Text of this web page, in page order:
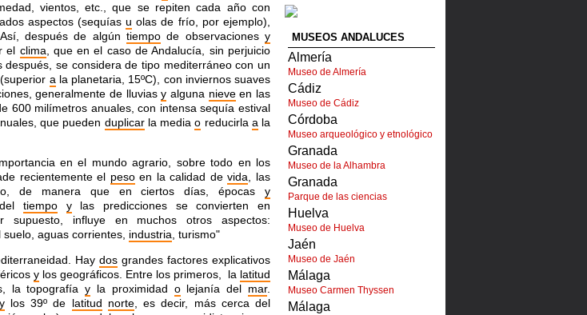
vientos, etc., que se repiten cada año con
aspectos (sequíasu olas de frío, por ejemplo),
después de algún tiempo de observaciones y
el clima , que en el caso de Andalucía, sin perjuicio
se considera de tipo mediterráneo con un
a la planetaria, 15ºC), con inviernos suaves
generalmente de lluviasy alguna nieveen las
600 milímetros anuales, con intensa sequía estival
que pueden duplicarla mediao reducirla a la
en el mundo agrario, sobre todo en los
recientemente el pesoen la calidad devida , las
de manera que en ciertos días, épocasy
tiempo ylas predicciones se convierten en
supuesto, influye en muchos otros aspectos:
aguas corrientes, industria , turismo"
Haydos grandes factores explicativos
y los geográficos. Entre los primeros, la latitud
la topografíay la proximidad olejanía del mar.
ylos 39º de latitud norte, es decir, más cerca del
MUSEOS ANDALUCES
Almería
Museo de Almería
Cádiz
Museo de Cádiz
Córdoba
Museo arqueológico y etnológico
Granada
Museo de la Alhambra
Granada
Parque de las ciencias
Huelva
Museo de Huelva
Jaén
Museo de Jaén
Málaga
Museo Carmen Thyssen
Málaga